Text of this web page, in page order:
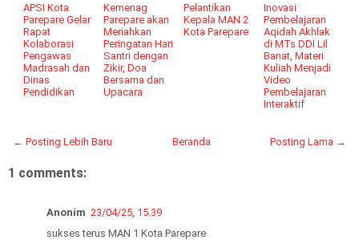
APSI Kota
Parepare Gelar
Rapat
Kolaborasi
Pengawas
Madrasah dan
Dinas
Pendidikan
Kemenag
Parepare akan
Meriahkan
Peringatan Hari
Santri dengan
Zikir, Doa
Bersama dan
Upacara
Pelantikan
Kepala MAN 2
Kota Parepare
Inovasi
Pembelajaran
Aqidah Akhlak
di MTs DDI Lil
Banat, Materi
Kuliah Menjadi
Video
Pembelajaran
Interaktif
← Posting Lebih Baru Posting Lama →
Beranda
1 comments:
Anonim 23/04/25, 15.39
sukses terus MAN 1 Kota Parepare